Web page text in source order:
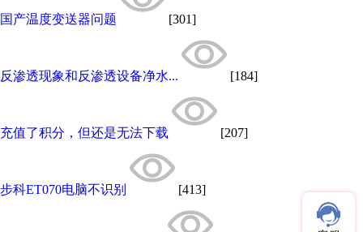
国产温度变送器问题 [301]
反渗透现象和反渗透设备净水... [184]
充值了积分，但还是无法下载 [207]
步科ET070电脑不识别 [413]